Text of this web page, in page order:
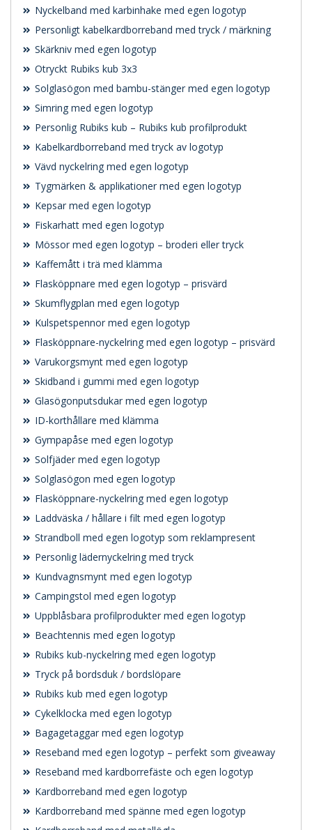
Nyckelband med karbinhake med egen logotyp
Personligt kabelkardborreband med tryck / märkning
Skärkniv med egen logotyp
Otryckt Rubiks kub 3x3
Solglasögon med bambu-stänger med egen logotyp
Simring med egen logotyp
Personlig Rubiks kub – Rubiks kub profilprodukt
Kabelkardborreband med tryck av logotyp
Vävd nyckelring med egen logotyp
Tygmärken & applikationer med egen logotyp
Kepsar med egen logotyp
Fiskarhatt med egen logotyp
Mössor med egen logotyp – broderi eller tryck
Kaffemått i trä med klämma
Flasköppnare med egen logotyp – prisvärd
Skumflygplan med egen logotyp
Kulspetspennor med egen logotyp
Flasköppnare-nyckelring med egen logotyp – prisvärd
Varukorgsmynt med egen logotyp
Skidband i gummi med egen logotyp
Glasögonputsdukar med egen logotyp
ID-korthållare med klämma
Gympapåse med egen logotyp
Solfjäder med egen logotyp
Solglasögon med egen logotyp
Flasköppnare-nyckelring med egen logotyp
Laddväska / hållare i filt med egen logotyp
Strandboll med egen logotyp som reklampresent
Personlig lädernyckelring med tryck
Kundvagnsmynt med egen logotyp
Campingstol med egen logotyp
Uppblåsbara profilprodukter med egen logotyp
Beachtennis med egen logotyp
Rubiks kub-nyckelring med egen logotyp
Tryck på bordsduk / bordslöpare
Rubiks kub med egen logotyp
Cykelklocka med egen logotyp
Bagagetaggar med egen logotyp
Reseband med egen logotyp – perfekt som giveaway
Reseband med kardborrefäste och egen logotyp
Kardborreband med egen logotyp
Kardborreband med spänne med egen logotyp